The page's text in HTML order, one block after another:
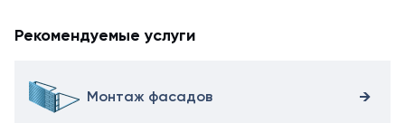
Рекомендуемые услуги
Монтаж фасадов